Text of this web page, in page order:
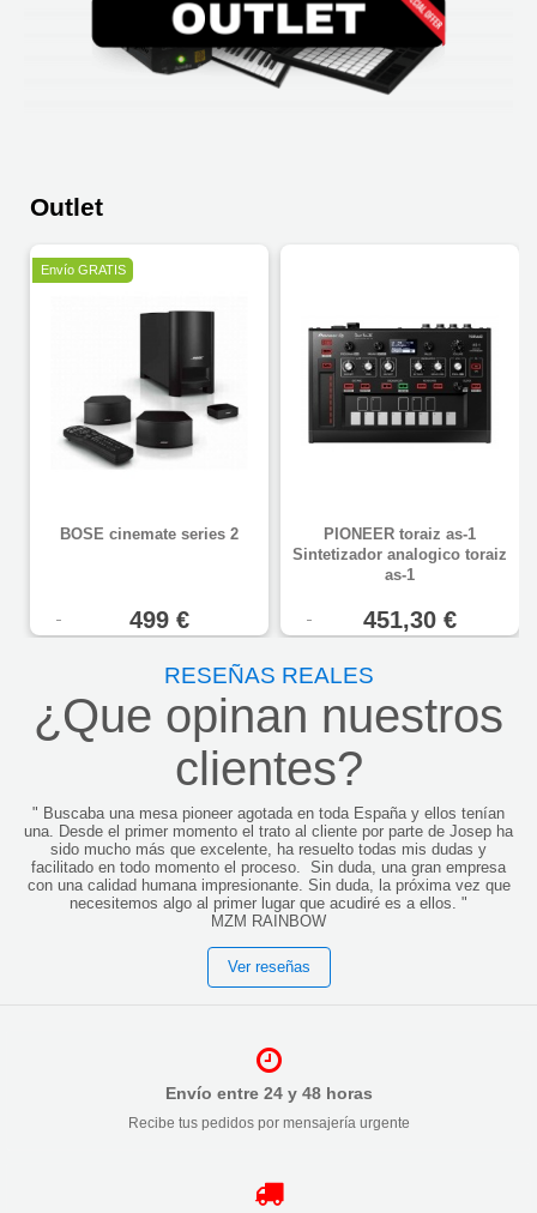
Outlet
BOSE cinemate series 2
499 €
Envío GRATIS
PIONEER toraiz as-1
Sintetizador analogico toraiz
as-1
451,30 €
RESEÑAS REALES
¿Que opinan nuestros
clientes?
" Buscaba una mesa pioneer agotada en toda España y ellos tenían
una. Desde el primer momento el trato al cliente por parte de Josep ha
sido mucho más que excelente, ha resuelto todas mis dudas y
facilitado en todo momento el proceso. Sin duda, una gran empresa
con una calidad humana impresionante. Sin duda, la próxima vez que
necesitemos algo al primer lugar que acudiré es a ellos. "
MZM RAINBOW
Ver reseñas
Envío entre 24 y 48 horas
Recibe tus pedidos por mensajería urgente